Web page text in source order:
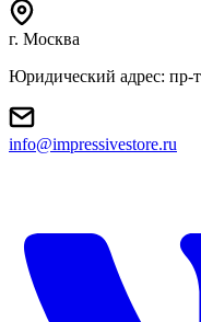
г. Москва
Юридический адрес: пр-
info@impressivestore.ru